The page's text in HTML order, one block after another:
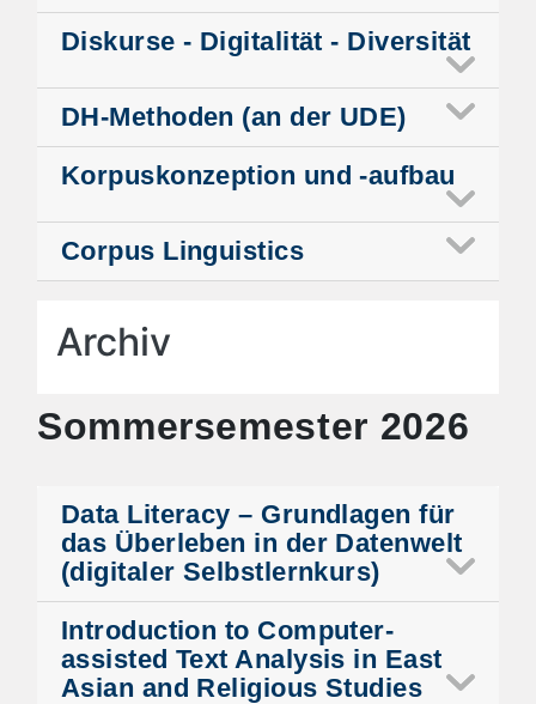
Diskurse - Digitalität - Diversität
DH-Methoden (an der UDE)
Korpuskonzeption und -aufbau
Corpus Linguistics
Archiv
Sommersemester 2026
Data Literacy – Grundlagen für
das Überleben in der Datenwelt
(digitaler Selbstlernkurs)
Introduction to Computer-
assisted Text Analysis in East
Asian and Religious Studies